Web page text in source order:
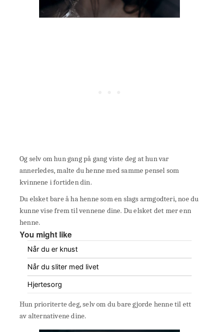
Og selv om hun gang på gang viste deg at hun var
annerledes, malte du henne med samme pensel som
kvinnene i fortiden din.
Du elsket bare å ha henne som en slags armgodteri, noe du
kunne vise frem til vennene dine. Du elsket det mer enn
henne.
You might like
Når du er knust
Når du sliter med livet
Hjertesorg
Hun prioriterte deg, selv om du bare gjorde henne til ett
av alternativene dine.